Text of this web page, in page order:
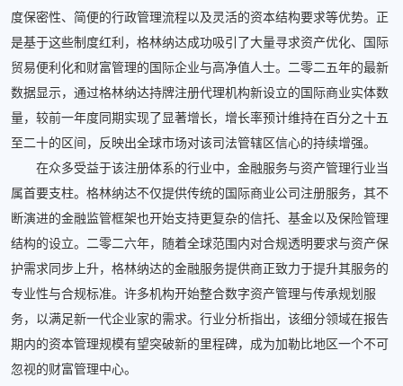
度保密性、简便的行政管理流程以及灵活的资本结构要求等优势。正
是基于这些制度红利，格林纳达成功吸引了大量寻求资产优化、国际
贸易便利化和财富管理的国际企业与高净值人士。二零二五年的最新
数据显示，通过格林纳达持牌注册代理机构新设立的国际商业实体数
量，较前一年度同期实现了显著增长，增长率预计维持在百分之十五
至二十的区间，反映出全球市场对该司法管辖区信心的持续增强。
在众多受益于该注册体系的行业中，金融服务与资产管理行业当
属首要支柱。格林纳达不仅提供传统的国际商业公司注册服务，其不
断演进的金融监管框架也开始支持更复杂的信托、基金以及保险管理
结构的设立。二零二六年，随着全球范围内对合规透明要求与资产保
护需求同步上升，格林纳达的金融服务提供商正致力于提升其服务的
专业性与合规标准。许多机构开始整合数字资产管理与传承规划服
务，以满足新一代企业家的需求。行业分析指出，该细分领域在报告
期内的资本管理规模有望突破新的里程碑，成为加勒比地区一个不可
忽视的财富管理中心。